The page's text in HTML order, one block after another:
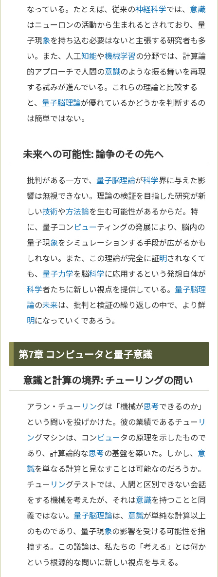
なっている。たとえば、従来の神経科学では、 意識
はニューロンの活動から生まれるとされており、量
子現象を持ち込む必要はないと主張する研究者も多
い。また、人工知能や機械学習の分野では、計算論
的アプローチで人間の意識のような振る舞いを再現
する試みが進んでいる。これらの理論と比較する
と、 量子脳理論が優れているかどうかを判断するの
は簡単ではない。
未来への可能性: 論争のその先へ
批判がある一方で、 量子脳理論が科学界に与えた影
響は無視できない。理論の検証を目指した研究が新
しい技術や方法論を生む可能性があるからだ。特
に、量子コンピューティングの発展により、脳内の
量子現象をシミュレーションする手段が広がるかも
しれない。また、この理論が完全に証明されなくて
も、 量子力学を脳科学に応用するという発想自体が
科学者たちに新しい視点を提供している。 量子脳理
論の未来は、批判と検証の繰り返しの中で、より鮮
明になっていくであろう。
第7章 コンピュータと量子意識
意識と計算の境界: チューリングの問い
アラン・チュー リングは「機械が思考できるのか」
という問いを投げかけた。彼の業績であるチュー リ
ングマシンは、コンピュータの原理を示したもので
あり、計算論的な思考の基盤を築いた。しかし、 意
識を単なる計算と見なすことは可能なのだろうか。
チュー リングテストでは、人間と区別できない会話
をする機械を考えたが、それは意識を持つことと同
義ではない。 量子脳理論は、 意識が単純な計算以上
のものであり、量子現象の影響を受ける可能性を指
摘する。この議論は、私たちの「考える」とは何か
という根源的な問いに新しい視点を与える。